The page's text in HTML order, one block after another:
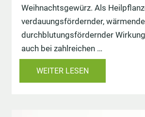
Weihnachtsgewürz. Als
verdauungsfördernder,
durchblutungsfördernder
auch bei zahlreichen …
WEITER LESEN